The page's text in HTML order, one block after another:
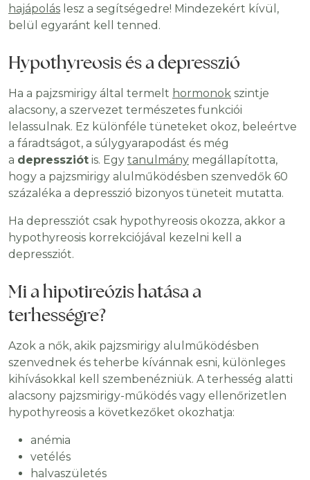
hajápolás lesz a segítségedre! Mindezekért kívül,
belül egyaránt kell tenned.
Hypothyreosis és a depresszió
Ha a pajzsmirigy által termelt hormonok szintje
alacsony, a szervezet természetes funkciói
lelassulnak. Ez különféle tüneteket okoz, beleértve
a fáradtságot, a súlygyarapodást és még
a depressziót is. Egy tanulmány megállapította,
hogy a pajzsmirigy alulműködésben szenvedők 60
százaléka a depresszió bizonyos tüneteit mutatta.
Ha depressziót csak hypothyreosis okozza, akkor a
hypothyreosis korrekciójával kezelni kell a
depressziót.
Mi a hipotireózis hatása a
terhességre?
Azok a nők, akik pajzsmirigy alulműködésben
szenvednek és teherbe kívánnak esni, különleges
kihívásokkal kell szembenézniük. A terhesség alatti
alacsony pajzsmirigy-működés vagy ellenőrizetlen
hypothyreosis a következőket okozhatja:
anémia
vetélés
halvaszületés